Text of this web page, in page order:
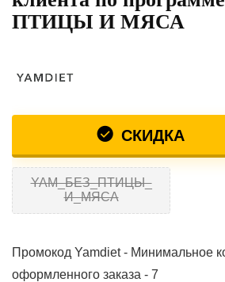
ПТИЦЫ И МЯСА
СКИДКА
YAM_БЕЗ_ПТИЦЫ_
И_МЯСА
Промокод Yamdiet - Минимальное
оформленного заказа - 7